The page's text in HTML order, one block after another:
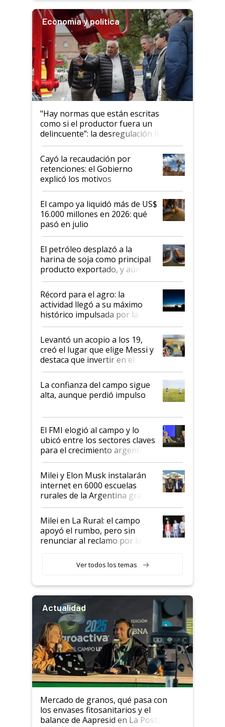
Economía y política
"Hay normas que están escritas
como si el productor fuera un
delincuente”: la desregulación llegó
al Congreso Aapresid y hasta se
habló del financiamiento al IPCVA
Cayó la recaudación por
retenciones: el Gobierno
explicó los motivos
El campo ya liquidó más de US$
16.000 millones en 2026: qué
pasó en julio
El petróleo desplazó a la
harina de soja como principal
producto exportado, y aún así
el agro aportó casi seis de cada
diez dólares y sostuvo el
liderazgo en un semestre
récord
Récord para el agro: la
actividad llegó a su máximo
histórico impulsada por la
cosecha y las exportaciones
Levantó un acopio a los 19,
creó el lugar que elige Messi y
destaca que invertir en el
kirchnerismo era como "darle
plata a un hijo para droga":
Juan Félix Rossetti, el libertario
que de una dura crisis salió
de Milei
La confianza del campo sigue
alta, aunque perdió impulso
El FMI elogió al campo y lo
ubicó entre los sectores claves
para el crecimiento argentino
Milei y Elon Musk instalarán
internet en 6000 escuelas
rurales de la Argentina gracias
a un acuerdo con Starlink
Milei en La Rural: el campo
apoyó el rumbo, pero sin
renunciar al reclamo por las
Ver todos los temas
Actualidad
Mercado de granos, qué pasa con
los envases fitosanitarios y el
balance de Aapresid en La Posta